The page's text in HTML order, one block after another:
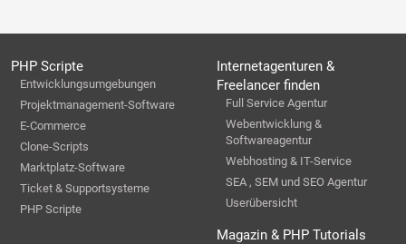
PHP Scripte
Entwicklungsumgebungen
Projektmanagement-Software
E-Commerce
Clone-Scripts
Marktplatz-Software
Ticket & Supportsysteme
PHP Scripte
Internetagenturen &
Freelancer finden
Full Service Agentur
Webentwicklung &
Softwareagentur
Webhosting & IT-Service
SEA , SEM und SEO Agentur
Userübersicht
Magazin & PHP Tutorials